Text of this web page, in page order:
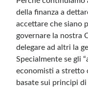
della finanza a
accettare che siano
governare la nostra
delegare ad altri la
Specialmente se gli
economisti a stretto
basate sui principi